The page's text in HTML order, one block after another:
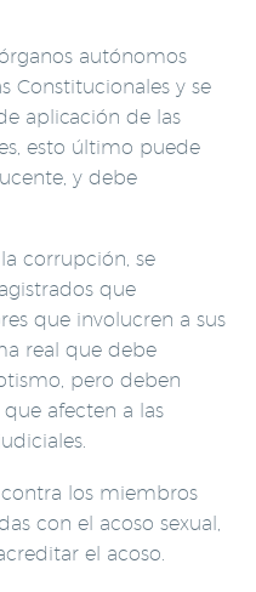
autónomos
Constitucionales y se
aplicación de las
esto último puede
y debe
corrupción, se
que
que involucren a sus
real que debe
pero deben
afecten a las
contra los miembros
con el acoso sexual,
el acoso.